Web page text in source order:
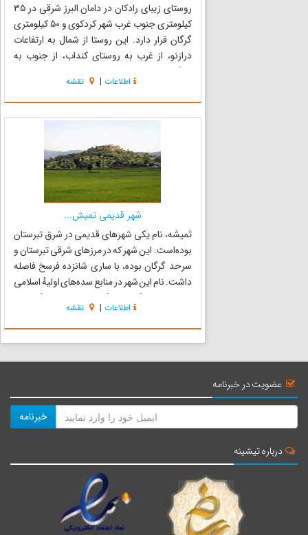
روستای زیبای رادکان در دامان البرز شرقی در ۳۵
کیلومتری جنوب غرب شهر کردکوی و ۵۰ کیلومتری
گرگان قرار دارد. این روستا از شمال به ارتفاعات
درازنو، از غرب به روستای کنداب، از جنوب به
جنگل‌های پیرامون و از شرق به روستاهای
حاجی‌آباد و چمن ساور محدود می‌شود. ‏ ‏ارتفاع
روستای رادکان از سطح د...
اطلاعات | نقشه
شهر قدیمی تمیش...
تَمیشَه، نام یکی شهرهای قدیمی در شرق تبرستان
بوده‌است. این شهر که در مرزهای شرقی تبرستان و
سرحد گرگان بوده، با ساری شانزده فرسخ فاصله
داشت. نام این شهر در منابع سده‌های اولیهٔ اسلامی
به شکل‌های طَمیس، طَمیسه، طمیش، طَمیشه،
طمیسه و تمیشه آمده. و گاهی به شکل تمیشه هم
در منابع قدیمی فارسی...
اطلاعات | نقشه
عضویت در خبرنامه
خبرنامه
درباره تیشینه